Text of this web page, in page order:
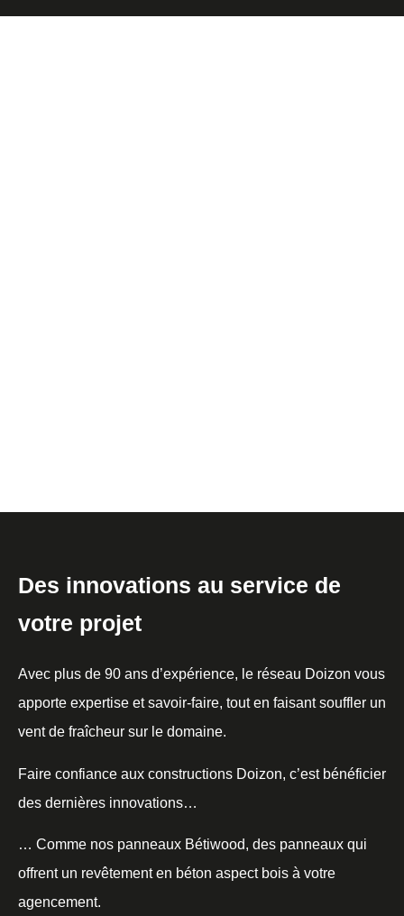
Des innovations au service de
votre projet
Avec plus de 90 ans d’expérience, le réseau Doizon vous
apporte expertise et savoir-faire, tout en faisant souffler un
vent de fraîcheur sur le domaine.
Faire confiance aux constructions Doizon, c’est bénéficier
des dernières innovations…
… Comme nos panneaux Bétiwood, des panneaux qui
offrent un revêtement en béton aspect bois à votre
agencement.